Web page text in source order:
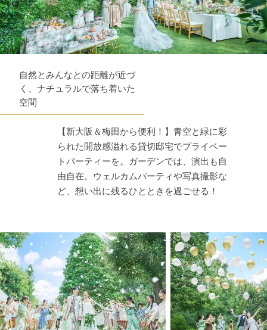
自然とみんなとの距離が近づ
く、ナチュラルで落ち着いた
空間
【新大阪＆梅田から便利！】青空と緑に彩
られた開放感溢れる貸切邸宅でプライベー
トパーティーを。ガーデンでは、演出も自
由自在。ウェルカムパーティや写真撮影な
ど、想い出に残るひとときを過ごせる！